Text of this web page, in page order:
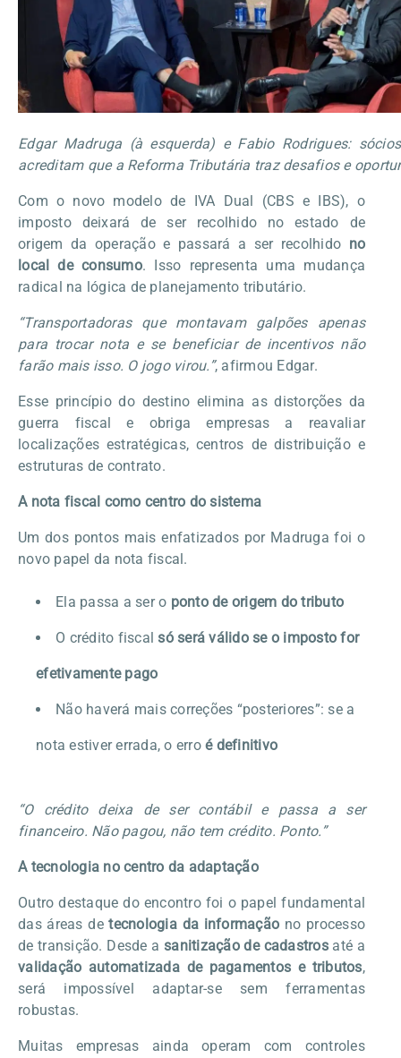
Edgar Madruga (à esquerda) e Fabio Rodrigues:
acreditam que a Reforma Tributária traz desafios e
Com o novo modelo de IVA Dual (CBS e IBS), o
imposto deixará de ser recolhido no estado de
origem da operação e passará a ser recolhido no
local de consumo. Isso representa uma mudança
radical na lógica de planejamento tributário.
“Transportadoras que montavam galpões apenas
para trocar nota e se beneficiar de incentivos não
farão mais isso. O jogo virou.”, afirmou Edgar.
Esse princípio do destino elimina as distorções da
guerra fiscal e obriga empresas a reavaliar
localizações estratégicas, centros de distribuição e
estruturas de contrato.
A nota fiscal como centro do sistema
Um dos pontos mais enfatizados por Madruga foi o
novo papel da nota fiscal.
Ela passa a ser o ponto de origem do tributo
O crédito fiscal só será válido se o imposto for
efetivamente pago
Não haverá mais correções “posteriores”: se a
nota estiver errada, o erro é definitivo
“O crédito deixa de ser contábil e passa a ser
financeiro. Não pagou, não tem crédito. Ponto.”
A tecnologia no centro da adaptação
Outro destaque do encontro foi o papel fundamental
das áreas detecnologia da informação no processo
de transição. Desde a sanitização de cadastrosaté a
validação automatizada de pagamentos e tributos,
será impossível adaptar-se sem ferramentas
robustas.
Muitas empresas ainda operam com controles